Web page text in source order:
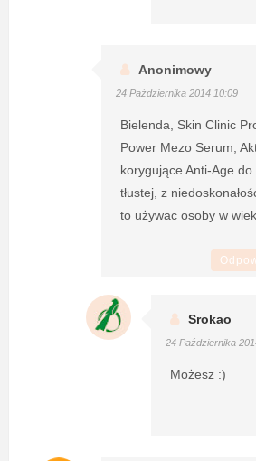
Anonimowy
24 Października 2014 10:09
Bielenda, Skin Clinic
Power Mezo Serum,
korygujące Anti-Age
tłustej, z
to używac osoby w
Srokao
24 Października
Możesz :)